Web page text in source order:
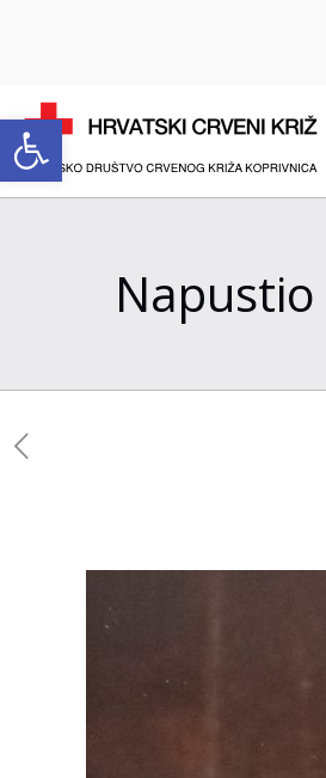
Open toolbar
Napustio